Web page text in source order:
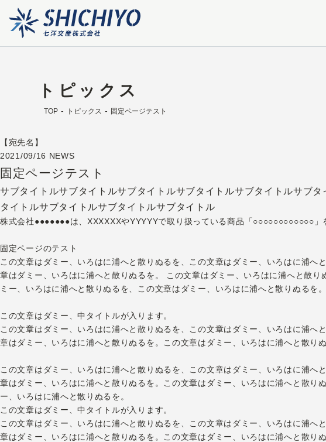
トピックス
TOP トピックス 固定ページテスト
【宛先名】
2021/09/16 NEWS
固定ページテスト
サブタイトルサブタイトルサブタイトルサブタイトルサブタイトルサブ
タイトルサブタイトルサブタイトルサブタイトル
株式会社●●●●●●●は、XXXXXXやYYYYYで取り扱っている商品「○○○○○○○○○○○○」
固定ページのテスト
この文章はダミー、いろはに浦へと散りぬるを、この文章はダミー、いろはに浦
章はダミー、いろはに浦へと散りぬるを。 この文章はダミー、いろはに浦へと散
ミー、いろはに浦へと散りぬるを、この文章はダミー、いろはに浦へと散りぬるを。
この文章はダミー、中タイトルが入ります。
この文章はダミー、いろはに浦へと散りぬるを、この文章はダミー、いろはに浦
章はダミー、いろはに浦へと散りぬるを。この文章はダミー、いろはに浦へと散り
この文章はダミー、いろはに浦へと散りぬるを、この文章はダミー、いろはに浦
章はダミー、いろはに浦へと散りぬるを。この文章はダミー、いろはに浦へと散
ー、いろはに浦へと散りぬるを。
この文章はダミー、中タイトルが入ります。
この文章はダミー、いろはに浦へと散りぬるを、この文章はダミー、いろはに浦
章はダミー、いろはに浦へと散りぬるを。この文章はダミー、いろはに浦へと散